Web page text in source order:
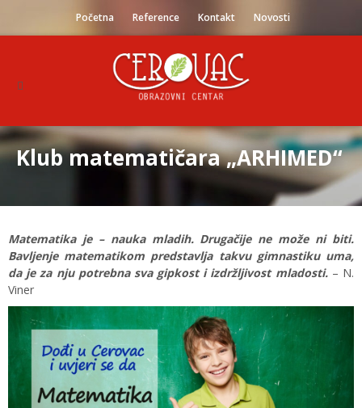
Početna Reference Kontakt Novosti
Klub matematičara „ARHIMED“
Matematika je – nauka mladih. Drugačije ne može ni biti.
Bavljenje matematikom predstavlja takvu gimnastiku uma,
da je za nju potrebna sva gipkost i izdržljivost mladosti.– N.
Viner